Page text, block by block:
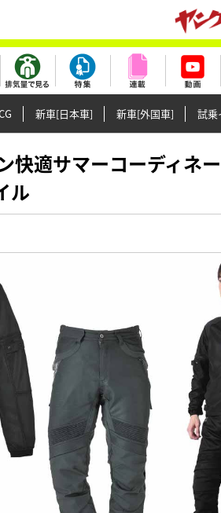
新車[日本車] 新車[外国車] 試乗
適サマーコーディネ
ル